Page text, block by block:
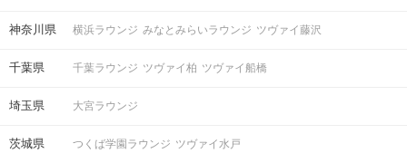
神奈川県 横浜ラウンジ みなとみらいラウンジ ツヴァイ藤沢
千葉県 千葉ラウンジ ツヴァイ柏 ツヴァイ船橋
埼玉県 大宮ラウンジ
茨城県 つくば学園ラウンジ ツヴァイ水戸